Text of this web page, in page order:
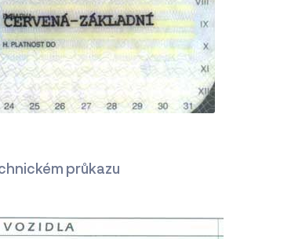
průkazu